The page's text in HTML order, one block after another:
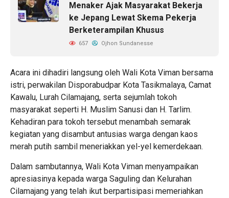
Menaker Ajak Masyarakat Bekerja
ke Jepang Lewat Skema Pekerja
Berketerampilan Khusus
657 Ojhon Sundanesse
Acara ini dihadiri langsung oleh Wali Kota Viman bersama
istri, perwakilan Disporabudpar Kota Tasikmalaya, Camat
Kawalu, Lurah Cilamajang, serta sejumlah tokoh
masyarakat seperti H. Muslim Sanusi dan H. Tarlim.
Kehadiran para tokoh tersebut menambah semarak
kegiatan yang disambut antusias warga dengan kaos
merah putih sambil meneriakkan yel-yel kemerdekaan.
Dalam sambutannya, Wali Kota Viman menyampaikan
apresiasinya kepada warga Saguling dan Kelurahan
Cilamajang yang telah ikut berpartisipasi memeriahkan